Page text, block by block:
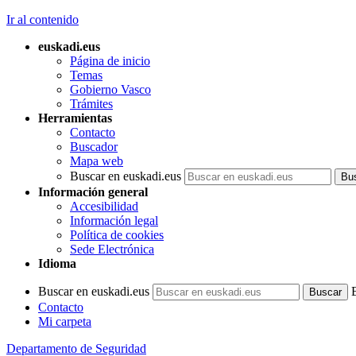
Ir al contenido
euskadi.eus
Página de inicio
Temas
Gobierno Vasco
Trámites
Herramientas
Contacto
Buscador
Mapa web
Buscar en euskadi.eus
Información general
Accesibilidad
Información legal
Política de cookies
Sede Electrónica
Idioma
Buscar en euskadi.eus
Contacto
Mi carpeta
Departamento de Seguridad